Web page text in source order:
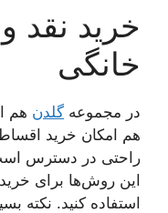
خرید نقد
خانگی
در مجموعه گلدن هم
هم امکان خرید
راحتی در دسترس
این روش‌ها برای
استفاده کنید. نکته